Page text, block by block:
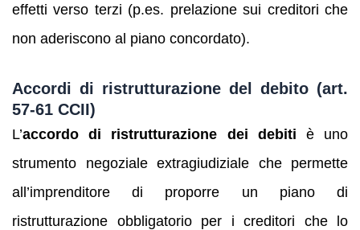
effetti verso terzi (p.es. prelazione sui creditori che
non aderiscono al piano concordato).
Accordi di ristrutturazione del debito (art.
57-61 CCII)
L’accordo di ristrutturazione dei debiti è uno
strumento negoziale extragiudiziale che permette
all’imprenditore di proporre un piano di
ristrutturazione obbligatorio per i creditori che lo